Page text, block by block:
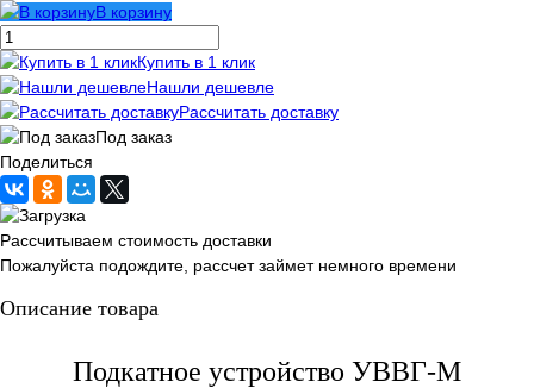
В корзину
Купить в 1 клик
Нашли дешевле
Рассчитать доставку
Под заказ
Поделиться
Рассчитываем стоимость доставки
Пожалуйста подождите, рассчет займет немного времени
Описание товара
Подкатное устройство УВВГ-М